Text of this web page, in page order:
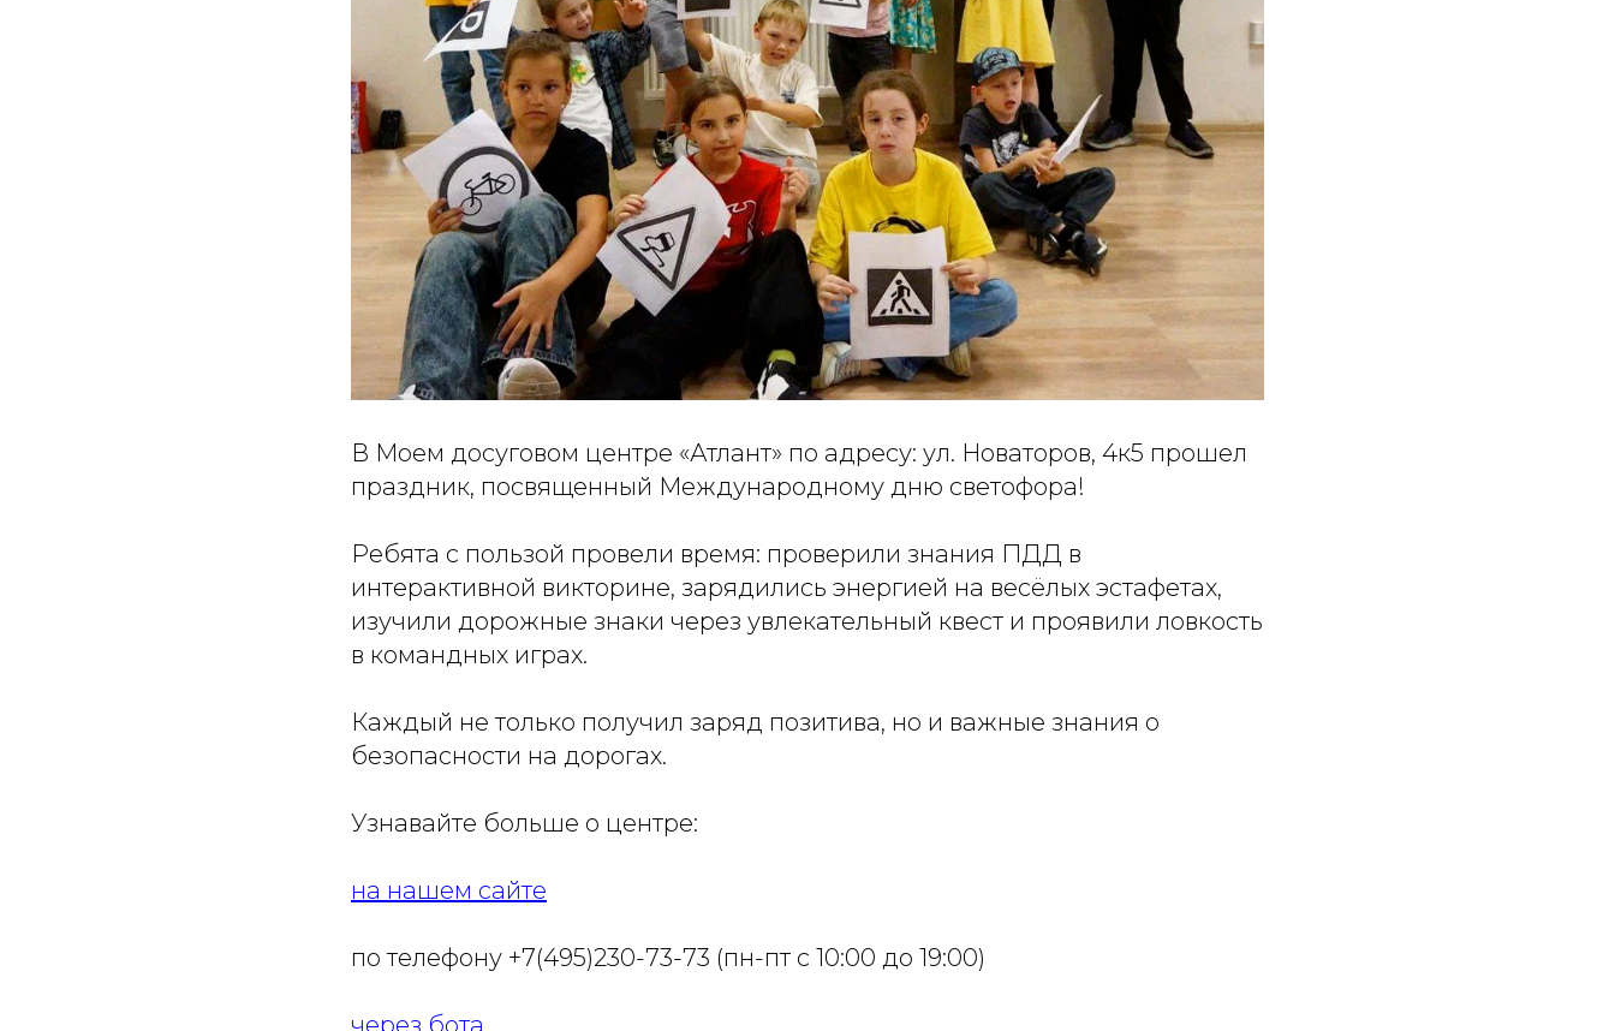
В Моем досуговом центре «Атлант» по адресу: ул. Новаторов, 4к5 прошел
праздник, посвященный Международному дню светофора!
Ребята с пользой провели время: проверили знания ПДД в
интерактивной викторине, зарядились энергией на весёлых эстафетах,
изучили дорожные знаки через увлекательный квест и проявили ловкость
в командных играх.
Каждый не только получил заряд позитива, но и важные знания о
безопасности на дорогах.
Узнавайте больше о центре:
на нашем сайте
по телефону +7(495)230-73-73 (пн-пт с 10:00 до 19:00)
через бота